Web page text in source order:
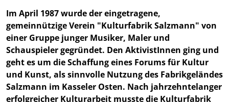
Im April 1987 wurde der eingetragene,
gemeinnützige Verein "Kulturfabrik Salzmann" von
einer Gruppe junger Musiker, Maler und
Schauspieler gegründet. Den AktivistInnen ging und
geht es um die Schaffung eines Forums für Kultur
und Kunst, als sinnvolle Nutzung des Fabrikgeländes
Salzmann im Kasseler Osten. Nach jahrzehntelanger
erfolgreicher Kulturarbeit musste die Kulturfabrik